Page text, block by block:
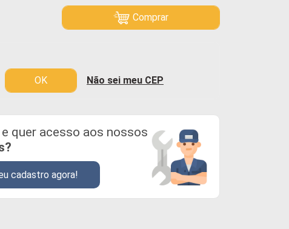
Comprar
OK Não sei meu CEP
e quer acesso aos nossos
cadastro agora!